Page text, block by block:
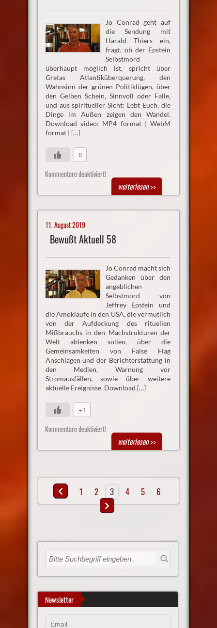
Jo Conrad geht auf
die Sendung mit
Harald Thiers ein,
fragt, ob der Epstein
Selbstmord
überhaupt möglich ist, spricht über
Gretas Atlantiküberquerung, den
Wahnsinn der grünen Politiklügen, über
den Gelben Schein, Sinnvoll oder Falle,
und aus spiritueller Sicht: Lebt Euch, die
Dinge im Außen zeigen den Wandel.
Download video: MP4 format | WebM
format | […]
0
Kommentare deaktiviert!
weiterlesen>>
11. August 2019
Bewußt Aktuell 58
Jo Conrad macht sich
Gedanken über den
angeblichen
Selbstmord von
Jeffrey Epstein und
die Amokläufe in den USA, die vermutlich
von der Aufdeckung des rituellen
Mißbrauchs in den Machstrukturen der
Welt ablenken sollen, über die
Gemeinsamkeiten von False Flag
Anschlägen und der Berichterstattung in
den Medien, Warnung vor
Stromausfällen, sowie über weitere
aktuelle Ereignisse. Download […]
+1
Kommentare deaktiviert!
weiterlesen>>
1 2 3 4 5 6
Newsletter